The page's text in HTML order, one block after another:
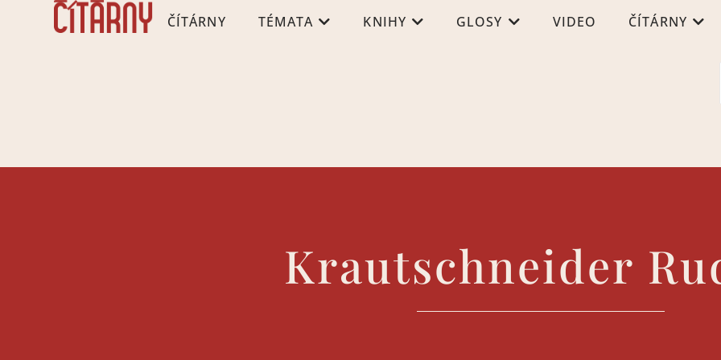
ČÍTÁRNY TÉMATA KNIHY GLOSY VIDEO ČÍTÁRNY
Krautschneider